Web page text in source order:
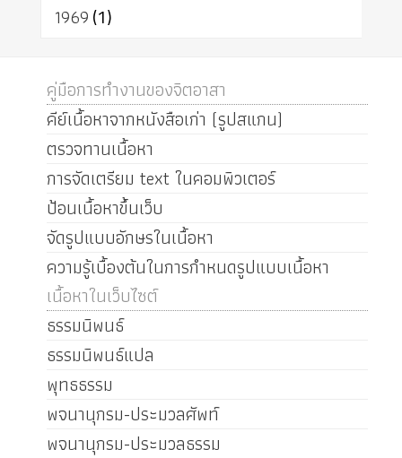
1969(1)
คู่มือการทำงานของจิตอาสา
คีย์เนื้อหาจากหนังสือเก่า (รูปสแกน)
ตรวจทานเนื้อหา
การจัดเตรียม text ในคอมพิวเตอร์
ป้อนเนื้อหาขึ้นเว็บ
จัดรูปแบบอักษรในเนื้อหา
ความรู้เบื้องต้นในการกำหนดรูปแบบเนื้อหา
เนื้อหาในเว็บไซต์
ธรรมนิพนธ์
ธรรมนิพนธ์แปล
พุทธธรรม
พจนานุกรม-ประมวลศัพท์
พจนานุกรม-ประมวลธรรม